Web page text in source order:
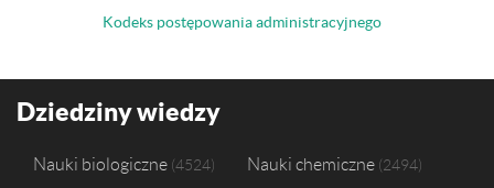
Kodeks postępowania administracyjnego
Dziedziny wiedzy
Nauki biologiczne 4524 Nauki chemiczne 2494